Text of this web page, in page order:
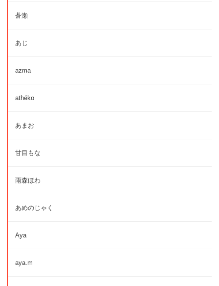
蒼瀬
あじ
azma
athéko
あまお
甘目もな
雨森ほわ
あめのじゃく
Aya
aya.m